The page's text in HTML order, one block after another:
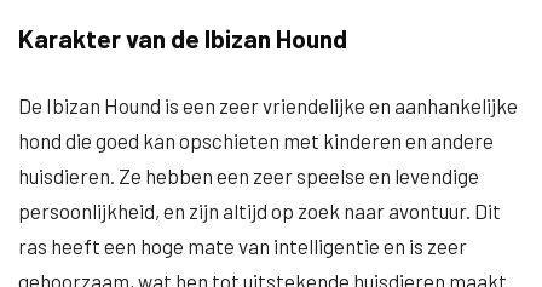
Karakter van de Ibizan Hound
De Ibizan Hound is een zeer vriendelijke en aanhankelijke
hond die goed kan opschieten met kinderen en andere
huisdieren. Ze hebben een zeer speelse en levendige
persoonlijkheid, en zijn altijd op zoek naar avontuur. Dit
ras heeft een hoge mate van intelligentie en is zeer
gehoorzaam, wat hen tot uitstekende huisdieren maakt